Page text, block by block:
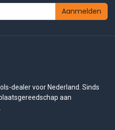
Aanmelden
dealer voor Nederland. Sinds
aan